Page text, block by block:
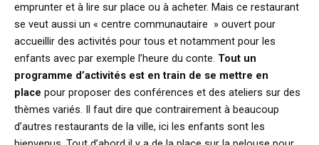
emprunter et à lire sur place ou à acheter. Mais ce restaurant
se veut aussi un « centre communautaire » ouvert pour
accueillir des activités pour tous et notamment pour les
enfants avec par exemple l’heure du conte. Tout un
programme d’activités est en train de se mettre en
place pour proposer des conférences et des ateliers sur des
thèmes variés. Il faut dire que contrairement à beaucoup
d’autres restaurants de la ville, ici les enfants sont les